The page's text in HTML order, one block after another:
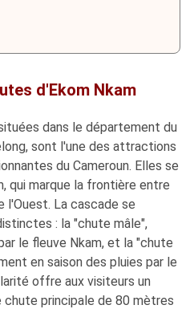
d'Ekom Nkam
dans le département du
sont l'une des attractions
du Cameroun. Elles se
qui marque la frontière entre
l'Ouest. La cascade se
: la "chute mâle",
le fleuve Nkam, et la "chute
en saison des pluies par le
offre aux visiteurs un
chute principale de 80 mètres